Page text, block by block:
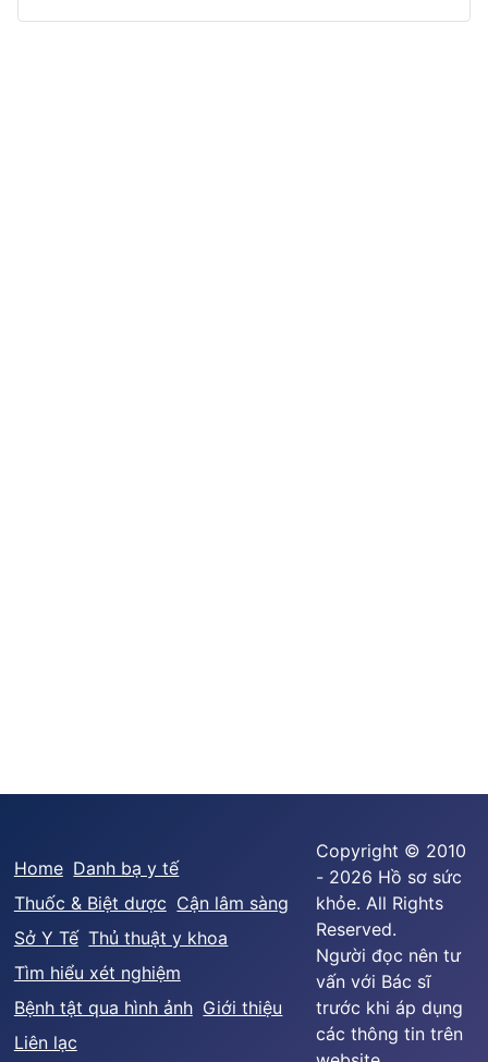
Home Danh bạ y tế
Thuốc & Biệt dược Cận lâm sàng
Sở Y Tế Thủ thuật y khoa
Tìm hiểu xét nghiệm
Bệnh tật qua hình ảnh Giới thiệu
Liên lạc
Copyright © 2010
- 2026 Hồ sơ sức
khỏe. All Rights
Reserved.
Người đọc nên tư
vấn với Bác sĩ
trước khi áp dụng
các thông tin trên